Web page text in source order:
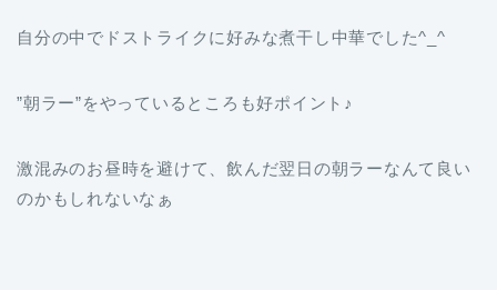
自分の中でドストライクに好みな煮干し中華でした^_^
”朝ラー”をやっているところも好ポイント♪
激混みのお昼時を避けて、飲んだ翌日の朝ラーなんて良い
のかもしれないなぁ